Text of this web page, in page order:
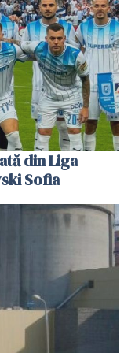
din Liga
Sofia